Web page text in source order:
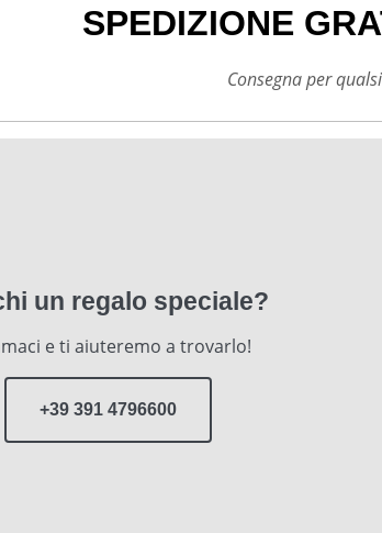
SPEDIZIONE
Consegna per
un regalo speciale?
e ti aiuteremo a trovarlo!
+39 391 4796600